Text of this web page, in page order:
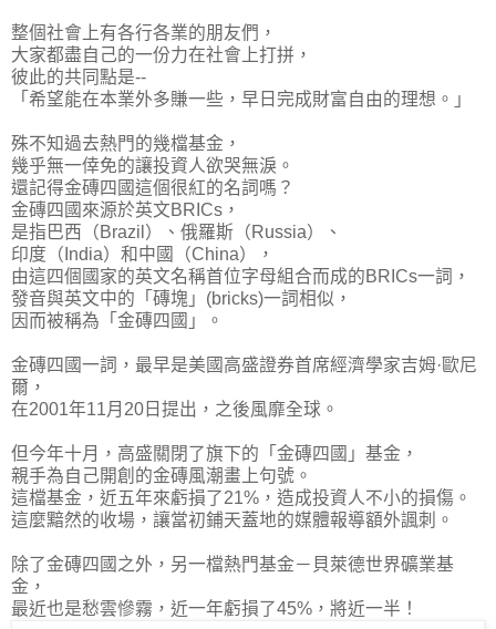
整個社會上有各行各業的朋友們，
大家都盡自己的一份力在社會上打拼，
彼此的共同點是--
「 希望能在本業外多賺一些，早日完成財富自由的理想 。」
殊不知過去熱門的幾檔基金，
幾乎無一倖免的讓投資人欲哭無淚。
還記得金磚四國這個很紅的名詞嗎？
金磚四國來源於英文BRICs，
是指巴西（Brazil）、俄羅斯（Russia）、
印度（India）和中國（China），
由這四個國家的英文名稱首位字母組合而成的BRICs一詞，
發音與英文中的「磚塊」(bricks)一詞相似，
因而被稱為「金磚四國」。
金磚四國一詞，最早是美國高盛證券首席經濟學家吉姆·歐尼
爾，
在2001年11月20日提出，之後風靡全球。
但今年十月， 高盛關閉了旗下的「金磚四國」基金 ，
親手為自己開創的金磚風潮畫上句號。
這檔基金，近五年來虧損了21%，造成投資人不小的損傷。
這麼黯然的收場，讓當初鋪天蓋地的媒體報導額外諷刺。
除了金磚四國之外，另一檔熱門基金－貝萊德世界礦業基
金，
最近也是愁雲慘霧， 近一年虧損了45% ，將近一半！